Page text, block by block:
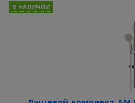
В НАЛИЧИИ